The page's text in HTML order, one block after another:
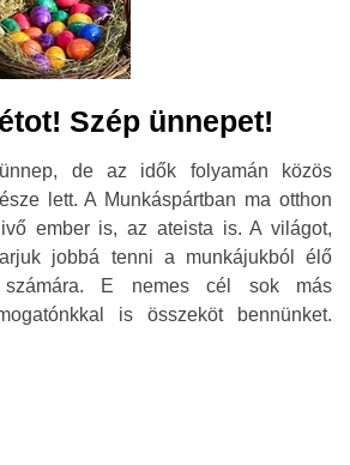
Szép ünnepet!
de az idők folyamán közös
lett. A Munkáspártban ma otthon
ember is, az ateista is. A világot,
jobbá tenni a munkájukból élő
E nemes cél sok más
is összeköt bennünket.